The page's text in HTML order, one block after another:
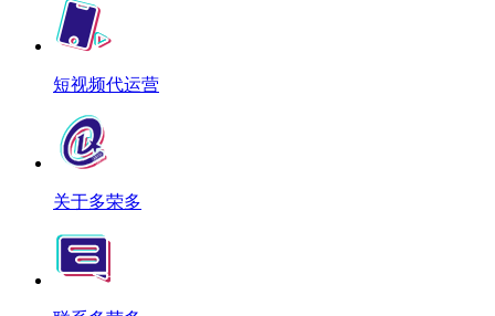
短视频代运营
关于多荣多